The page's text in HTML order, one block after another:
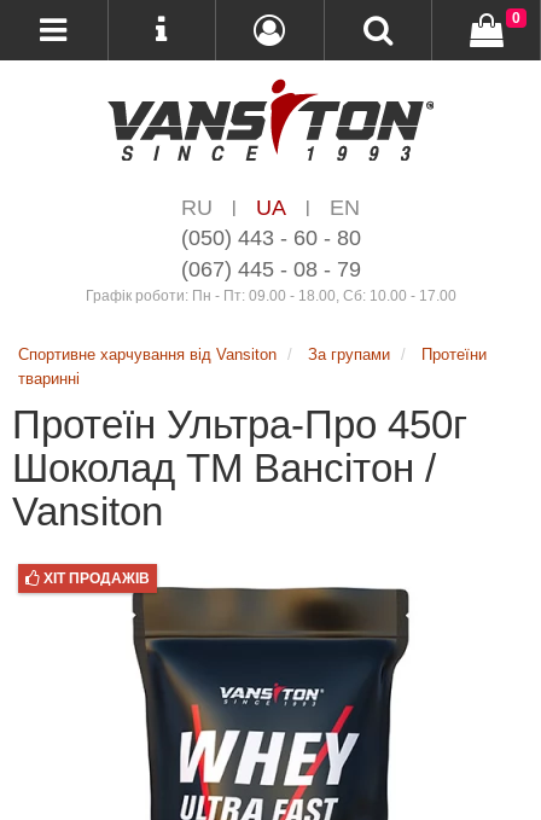
RU | UA |
EN
(050) 443 - 60 - 80
(067) 445 - 08 - 79
Графік роботи: Пн - Пт: 09.00 - 18.00, Сб: 10.00 - 17.00
0
Спортивне харчування від Vansiton За групами
Протеїни
тваринні
Протеїн Ультра-Про 450г
Шоколад ТМ Вансітон /
Vansiton
ХІТ ПРОДАЖІВ